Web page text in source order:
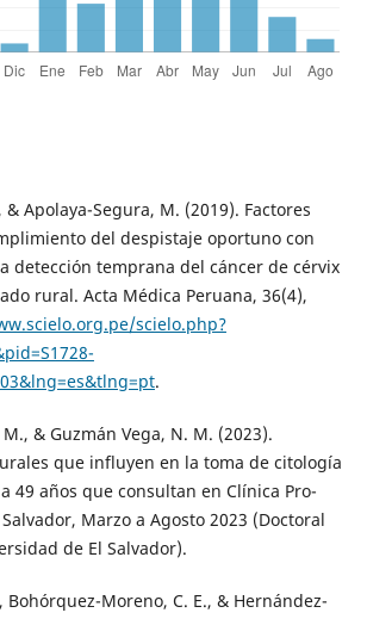
Apolaya-Segura, M. (2019). Factores
del despistaje oportuno con
detección temprana del cáncer de cérvix
rural. Acta Médica Peruana, 36(4),
scielo.php?
.
& Guzmán Vega, N. M. (2023).
que influyen en la toma de citología
49 años que consultan en Clínica Pro-
Marzo a Agosto 2023 (Doctoral
de El Salvador).
Bohórquez-Moreno, C. E., & Hernández-